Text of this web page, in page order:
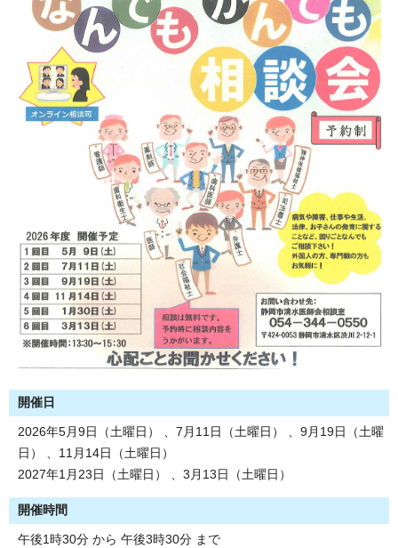
開催日
2026年5月9日（土曜日） 、7月11日（土曜日） 、9月19日（土曜
日） 、11月14日（土曜日）
2027年1月23日（土曜日） 、3月13日（土曜日）
開催時間
午後1時30分 から 午後3時30分 まで